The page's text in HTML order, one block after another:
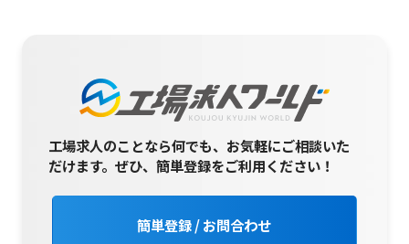
工場求人のことなら何でも、お気軽にご相談いた
だけます。ぜひ、簡単登録をご利用ください！
簡単登録 / お問合わせ